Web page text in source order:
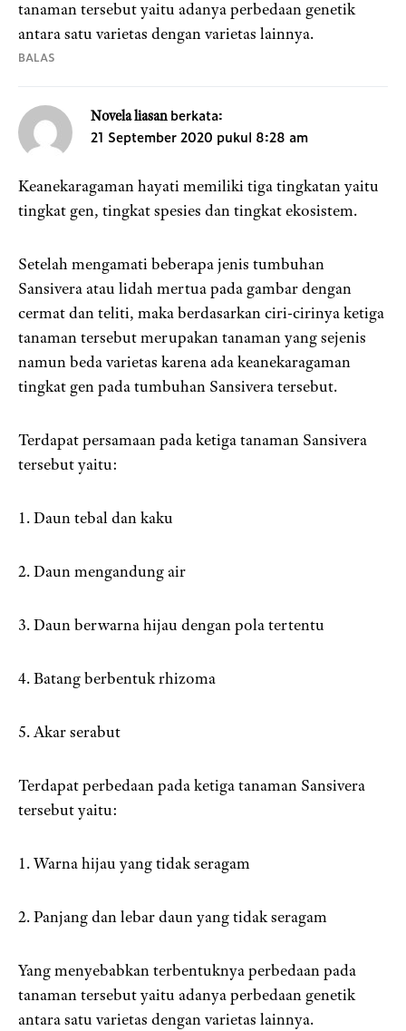
tanaman tersebut yaitu adanya perbedaan genetik
antara satu varietas dengan varietas lainnya.
BALAS
Novela liasan berkata:
21 September 2020 pukul 8:28 am
Keanekaragaman hayati memiliki tiga tingkatan yaitu
tingkat gen, tingkat spesies dan tingkat ekosistem.
Setelah mengamati beberapa jenis tumbuhan
Sansivera atau lidah mertua pada gambar dengan
cermat dan teliti, maka berdasarkan ciri-cirinya ketiga
tanaman tersebut merupakan tanaman yang sejenis
namun beda varietas karena ada keanekaragaman
tingkat gen pada tumbuhan Sansivera tersebut.
Terdapat persamaan pada ketiga tanaman Sansivera
tersebut yaitu:
1. Daun tebal dan kaku
2. Daun mengandung air
3. Daun berwarna hijau dengan pola tertentu
4. Batang berbentuk rhizoma
5. Akar serabut
Terdapat perbedaan pada ketiga tanaman Sansivera
tersebut yaitu:
1. Warna hijau yang tidak seragam
2. Panjang dan lebar daun yang tidak seragam
Yang menyebabkan terbentuknya perbedaan pada
tanaman tersebut yaitu adanya perbedaan genetik
antara satu varietas dengan varietas lainnya.